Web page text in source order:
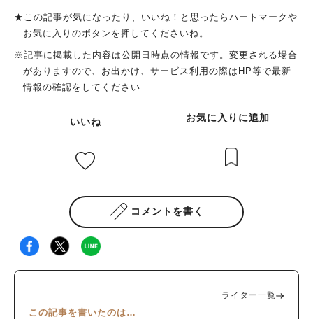
★この記事が気になったり、いいね！と思ったらハートマークや
お気に入りのボタンを押してくださいね。
※記事に掲載した内容は公開日時点の情報です。変更される場合
がありますので、お出かけ、サービス利用の際はHP等で最新
情報の確認をしてください
いいね お気に入りに追加
コメントを書く
ライター一覧
この記事を書いたのは…